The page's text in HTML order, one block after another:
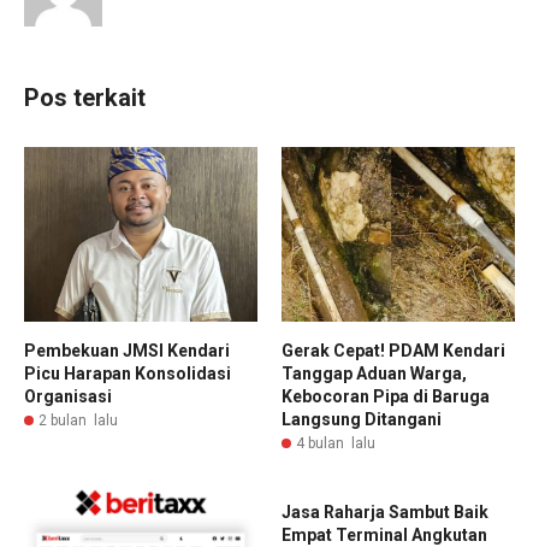
Pos terkait
Pembekuan JMSI Kendari
Picu Harapan Konsolidasi
Organisasi
2 bulan lalu
Gerak Cepat! PDAM Kendari
Tanggap Aduan Warga,
Kebocoran Pipa di Baruga
Langsung Ditangani
4 bulan lalu
Jasa Raharja Sambut Baik
Empat Terminal Angkutan